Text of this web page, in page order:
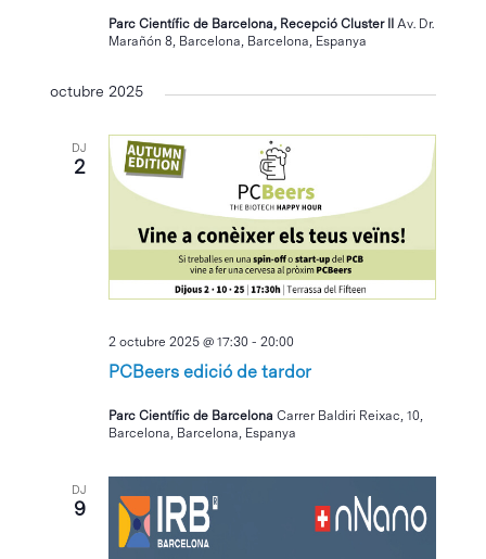
Parc Científic de Barcelona, Recepció Cluster IIAv. Dr.
Marañón 8, Barcelona, Barcelona, Espanya
octubre 2025
DJ
2
PCBeers edició de tardor
2 octubre 2025 @ 17:30 -20:00
Parc Científic de BarcelonaCarrer Baldiri Reixac, 10,
Barcelona, Barcelona, Espanya
DJ
9